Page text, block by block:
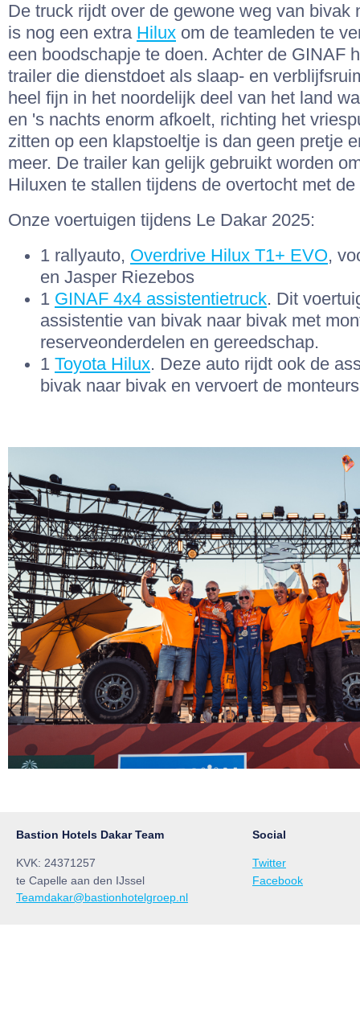
De truck rijdt over de gewone weg van bivak
is nog een extra Hilux om de teamleden te
een boodschapje te doen. Achter de GINAF
trailer die dienstdoet als slaap- en
heel fijn in het noordelijk deel van het land
en 's nachts enorm afkoelt, richting het
zitten op een klapstoeltje is dan geen pretje
meer. De trailer kan gelijk gebruikt worden
Hiluxen te stallen tijdens de overtocht met de
Onze voertuigen tijdens Le Dakar 2025:
1 rallyauto, Overdrive Hilux T1+ EVO,
en Jasper Riezebos
1 GINAF 4x4 assistentietruck. Dit
assistentie van bivak naar bivak met
reserveonderdelen en gereedschap.
1 Toyota Hilux. Deze auto rijdt ook de
bivak naar bivak en vervoert de
Bastion Hotels Dakar Team
KVK: 24371257
te Capelle aan den IJssel
Teamdakar@bastionhotelgroep.nl
Social
Twitter
Facebook